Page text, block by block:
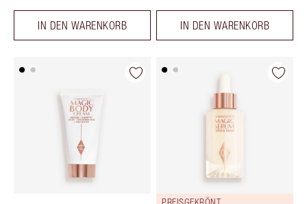
IN DEN WARENKORB IN DEN WARENKORB